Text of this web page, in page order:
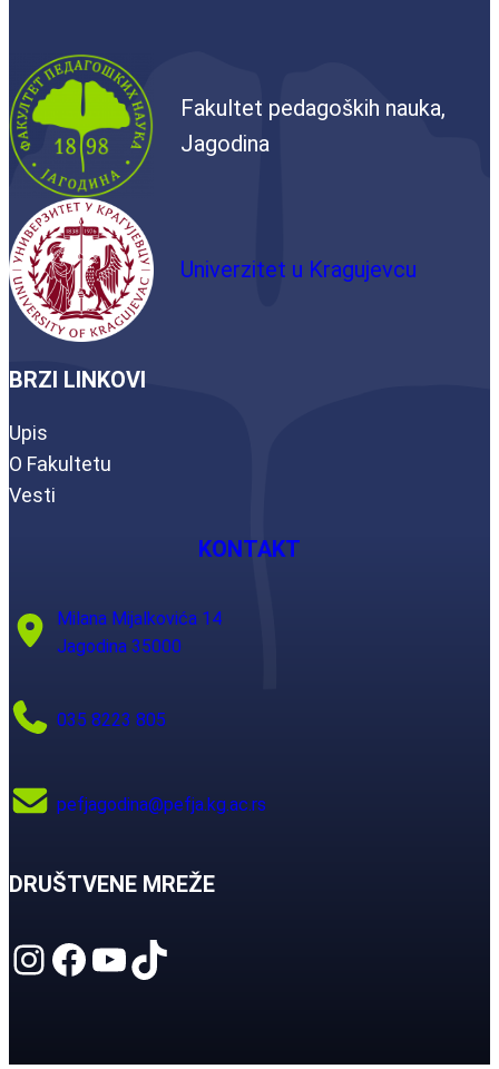
Fakultet pedagoških nauka,
Jagodina
Univerzitet u Kragujevcu
BRZI LINKOVI
Upis
O Fakultetu
Vesti
KONTAKT
Milana Mijalkovića 14
Jagodina 35000
035 8223 805
pefjagodina@pefja.kg.ac.rs
DRUŠTVENE MREŽE
Instagram Facebook YouTube TikTok